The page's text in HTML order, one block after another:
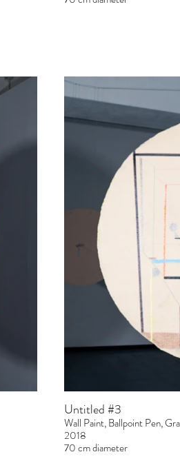
Untitled #3
Wall Paint, Ballpoint Pen,
2018
70 cm diameter